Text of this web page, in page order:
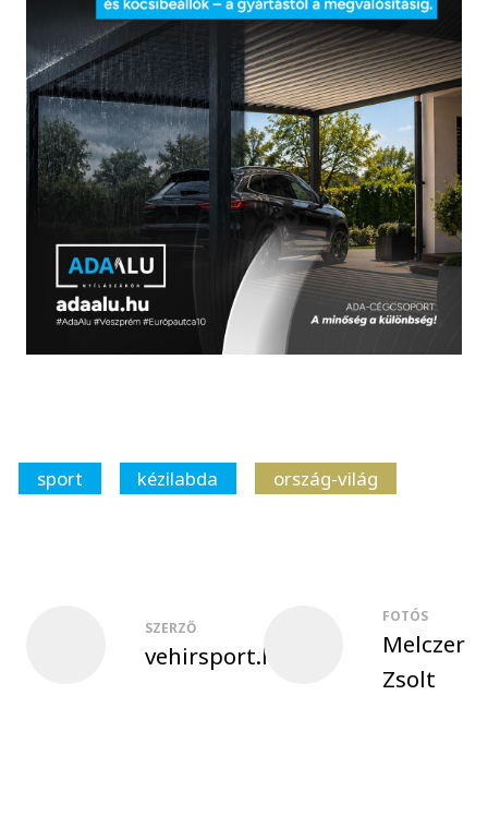
sport kézilabda ország-világ
SZERZŐ
vehirsport.hu
FOTÓS
Melczer
Zsolt